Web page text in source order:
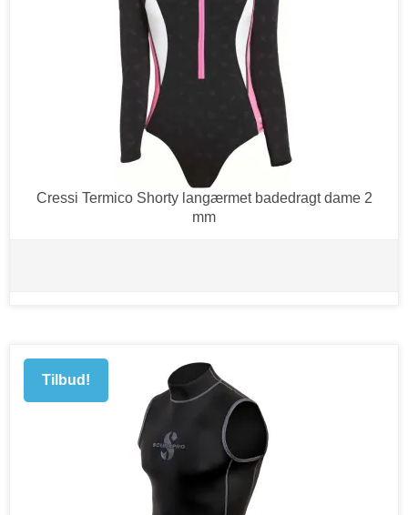
Cressi Termico Shorty langærmet badedragt dame 2
mm
Tilbud!